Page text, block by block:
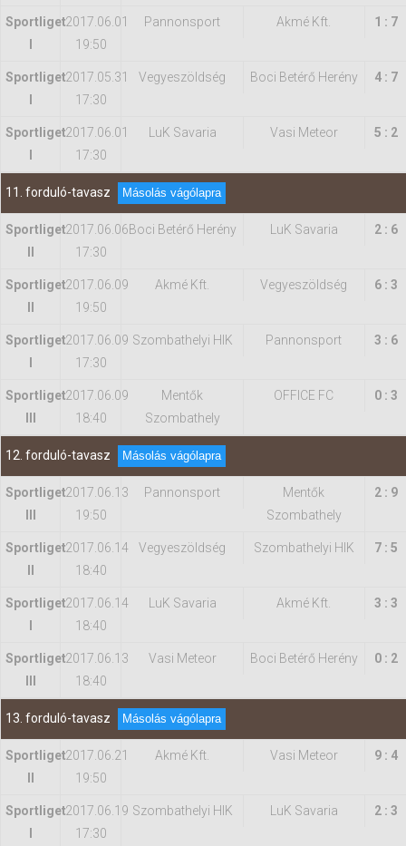
Sportliget2017.06.01
19:50
Pannonsport Akmé Kft. 1 : 7
Sportliget2017.05.31
17:30
Vegyeszöldség Boci Betérő Herény 4 : 7
Sportliget2017.06.01
17:30
LuK Savaria Vasi Meteor 5 : 2
11. forduló-tavasz Másolás vágólapra
Sportliget2017.06.06
17:30
Boci Betérő Herény LuK Savaria 2 : 6
Sportliget2017.06.09
19:50
Akmé Kft. Vegyeszöldség 6 : 3
Sportliget2017.06.09
17:30
Szombathelyi HIK Pannonsport 3 : 6
Sportliget2017.06.09
18:40
Mentők
Szombathely
OFFICE FC 0 : 3
12. forduló-tavasz Másolás vágólapra
Sportliget2017.06.13
19:50
Pannonsport
Mentők
Szombathely
2 : 9
Sportliget2017.06.14
18:40
Vegyeszöldség Szombathelyi HIK 7 : 5
Sportliget2017.06.14
18:40
LuK Savaria Akmé Kft. 3 : 3
Sportliget2017.06.13
18:40
Vasi Meteor Boci Betérő Herény 0 : 2
13. forduló-tavasz Másolás vágólapra
Sportliget2017.06.21
19:50
Akmé Kft. Vasi Meteor 9 : 4
Sportliget2017.06.19
17:30
Szombathelyi HIK LuK Savaria 2 : 3